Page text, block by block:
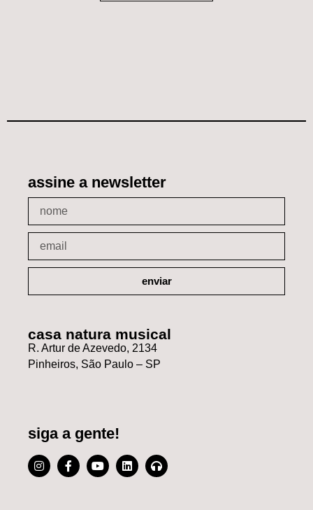
assine a newsletter
enviar
casa natura musical
R. Artur de Azevedo, 2134
Pinheiros, São Paulo – SP
siga a gente!